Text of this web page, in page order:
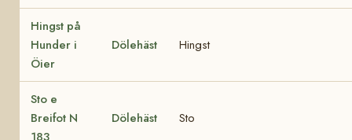
Hingst på
Hunder i
Öier
Dölehäst Hingst
Sto e
Breifot N
Dölehäst Sto